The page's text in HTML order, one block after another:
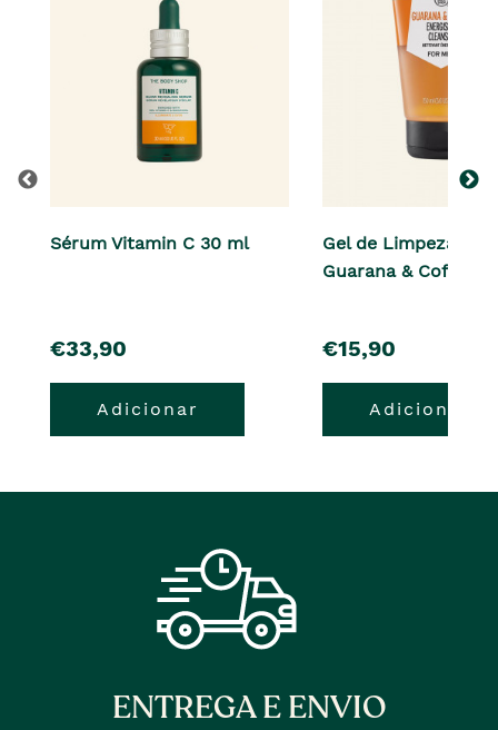
Sérum Vitamin C 30 ml
pre�o
€33,90
Adicionar
Gel de Limpeza
Guarana & Coffee
pre�o
€15,90
Adicionar
ENTREGA E ENVIO